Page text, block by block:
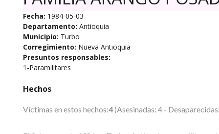
Fecha: 1984-05-03
Departamento: Antioquia
Municipio: Turbo
Corregimiento: Nueva Antioquia
Presuntos responsables:
1-Paramilitares
Hechos
Víctimas en estos hechos:4(Asesinadas: 4 -